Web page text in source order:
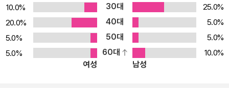
정 중에 ‘동성애자’라는 새롭게 의식화된 집단이 나타났다. 그 동성애
자들은 미국의 게이들로 백인 엘리트들이 주축이 되어 1969년 스톤
월 봉기를 하였고 그 결과 남성, 여성과는 다른 제3의 성으로 정체성
을 갖고 당당하게 된다. 이렇게 게이 해방운동이 진행되는 동안 ‘에이
즈’라는 새로운 질병이 발생하면서 에이즈의 사회적 성격이 만들어진
10.0%
30대
25.0%
20.0%
40대
5.0%
5.0%
50대
5.0%
5.0%
60대
10.0%
여성
남성